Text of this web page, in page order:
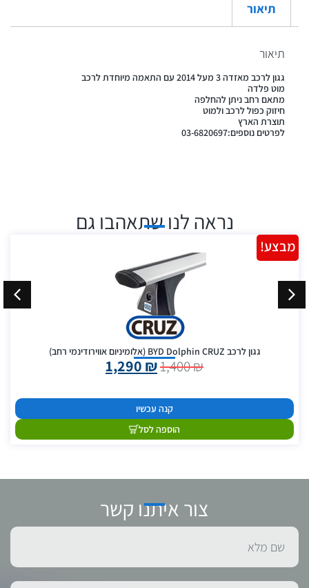
תיאור
תיאור
גגון לרכב מאזדה 3 מעל 2014 עם התאמה מיוחדת לרכב
מוט פלדה
מתאם רחב ניתן להחלפה
חיזוק כפול לרכב ולמוט
תוצרת הארץ
לפרטים נוספים:03-6820697
נראה לנו שתאהבו גם
גגון לרכב BYD Dolphin CRUZ (אלומיניום אווירודינמי רחב)
1,400₪
1,290₪
קנה עכשיו
הוספה לסל
מבצע!
צור איתנו קשר